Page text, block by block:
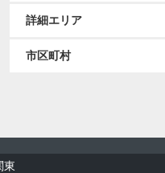
詳細エリア
市区町村
東